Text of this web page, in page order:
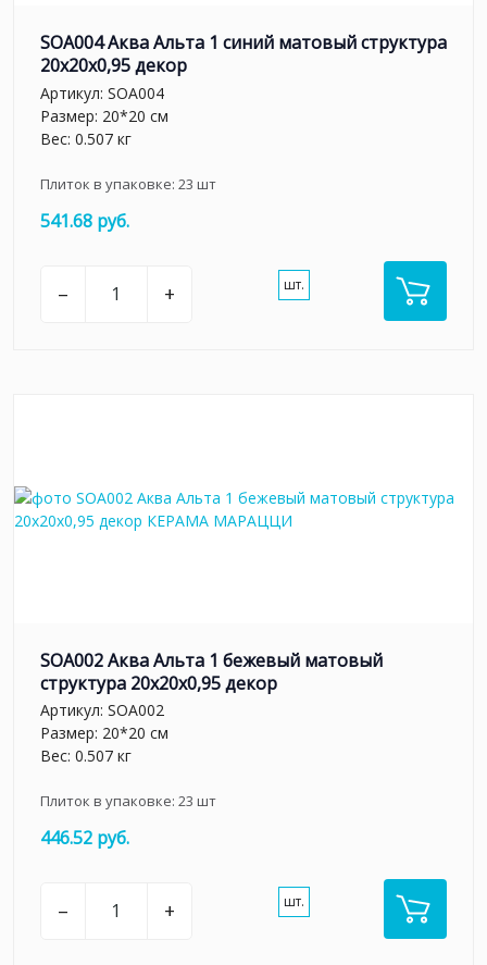
SOA004 Аква Альта 1 синий матовый структура
20x20x0,95 декор
Артикул: SOA004
Размер: 20*20 см
Вес: 0.507 кг
Плиток в упаковке: 23 шт
541.68 руб.
– + шт.
SOA002 Аква Альта 1 бежевый матовый
структура 20x20x0,95 декор
Артикул: SOA002
Размер: 20*20 см
Вес: 0.507 кг
Плиток в упаковке: 23 шт
446.52 руб.
– + шт.